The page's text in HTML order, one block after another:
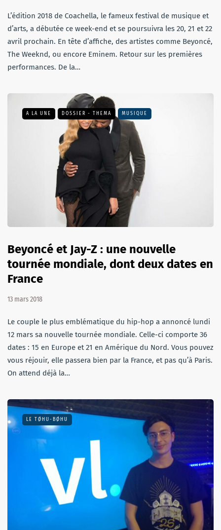
L’édition 2018 de Coachella, le fameux festival de musique et
d’arts, a débutée ce week-end et se poursuivra les 20, 21 et 22
avril prochain. En tête d’affiche, des artistes comme Beyoncé,
The Weeknd, ou encore Eminem. Retour sur les premières
performances. De la…
A LA UNE DOSSIER - THEMA MUSIQUE
Beyoncé et Jay-Z : une nouvelle
tournée mondiale, dont deux dates en
France
13 mars 2018
Le couple le plus emblématique du hip-hop a annoncé lundi
12 mars sa nouvelle tournée mondiale. Celle-ci comporte 36
dates : 15 en Europe et 21 en Amérique du Nord. Vous pouvez
vous réjouir, elle passera bien par la France, et pas qu’à Paris.
On attend déjà la…
LE TØHU-BØHU